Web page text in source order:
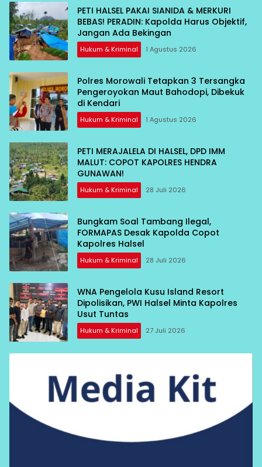
PETI HALSEL PAKAI SIANIDA & MERKURI
BEBAS! PERADIN: Kapolda Harus Objektif,
Jangan Ada Bekingan
Hukum & Kriminal 1 Agustus 2026
Polres Morowali Tetapkan 3 Tersangka
Pengeroyokan Maut Bahodopi, Dibekuk
di Kendari
Hukum & Kriminal 1 Agustus 2026
PETI MERAJALELA DI HALSEL, DPD IMM
MALUT: COPOT KAPOLRES HENDRA
GUNAWAN!
Hukum & Kriminal 28 Juli 2026
Bungkam Soal Tambang Ilegal,
FORMAPAS Desak Kapolda Copot
Kapolres Halsel
Hukum & Kriminal 28 Juli 2026
WNA Pengelola Kusu Island Resort
Dipolisikan, PWI Halsel Minta Kapolres
Usut Tuntas
Hukum & Kriminal 27 Juli 2026